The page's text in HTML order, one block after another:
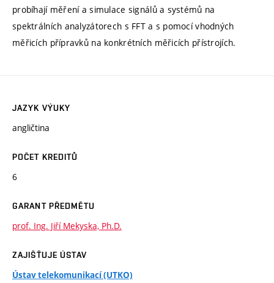
probíhají měření a simulace signálů a systémů na
spektrálních analyzátorech s FFT a s pomocí vhodných
měřicích přípravků na konkrétních měřicích přístrojích.
JAZYK VÝUKY
angličtina
POČET KREDITŮ
6
GARANT PŘEDMĚTU
prof. Ing. Jiří Mekyska, Ph.D.
ZAJIŠŤUJE ÚSTAV
Ústav telekomunikací (UTKO)